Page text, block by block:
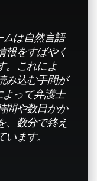
feels like a
with the
that you
something that
I work